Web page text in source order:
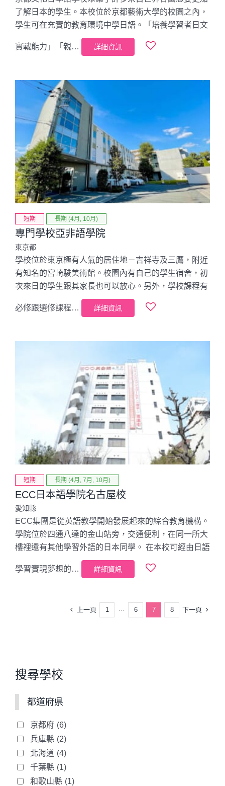
了解日本的學生。本校位於京都藝術大學的校園之內，
學生可在充實的教育環境中學日語。「培養學習者日文
實戰能力」「親… 詳細資訊
短期 長期 (4月, 10月)
專門學校亞非語學院
東京都
學校位於東京極有人氣的居住地－吉祥寺及三鷹，附近
有知名的宮崎駿美術館。校園內有自己的學生宿舍，初
次來日的學生跟其家長也可以放心。另外，學校課程有
必修跟選修課程… 詳細資訊
短期 長期 (4月, 7月, 10月)
ECC日本語學院名古屋校
愛知縣
ECC集團是從英語教學開始發展起來的綜合教育機構。
學院位於四通八達的金山站旁，交通便利，在同一所大
樓裡還有其他學習外語的日本同學。 在本校可經由日語
學習實現夢想的… 詳細資訊
上一頁 1 ··· 6 7 8 下一頁
搜尋學校
都道府県
京都府 (6)
兵庫縣 (2)
北海道 (4)
千葉縣 (1)
和歌山縣 (1)